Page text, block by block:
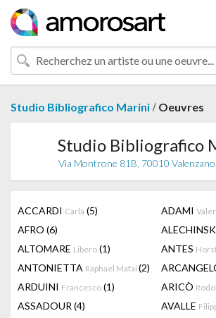
Studio Bibliografico Marini / Oeuvres
Studio Bibliografico
Via Montrone 81B, 70010
ACCARDI Carla (5) ADAMI
AFRO (6)
ALTOMARE Libero (1) ANTES
ANTONIETTA Raphael Mafai (2)
ARDUINI Francesco (1) ARICÒ
ASSADOUR (4) AVALLE